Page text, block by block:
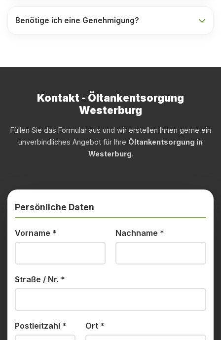
Benötige ich eine Genehmigung?
Kontakt - Öltankentsorgung
Westerburg
Füllen Sie das Formular aus und wir erstellen Ihnen gerne ein
unverbindliches Angebot für Ihre Öltankentsorgung in
Westerburg.
Persönliche Daten
Vorname * Nachname *
Straße / Nr. *
Postleitzahl * Ort *